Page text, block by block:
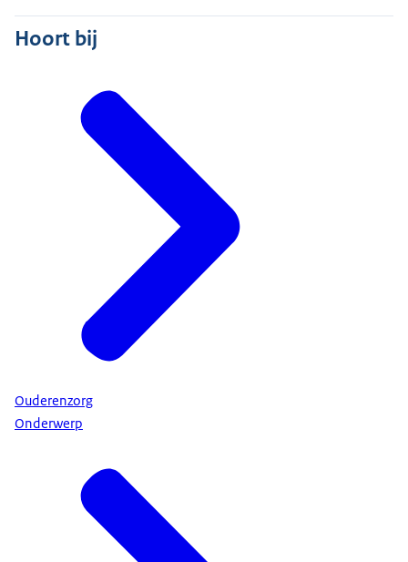
Hoort bij
Ouderenzorg
Onderwerp